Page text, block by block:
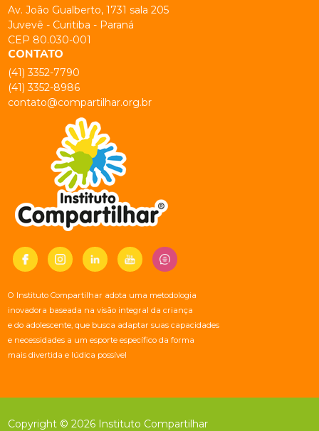
Av. João Gualberto, 1731 sala 205
Juvevê - Curitiba - Paraná
CEP 80.030-001
CONTATO
(41) 3352-7790
(41) 3352-8986
contato@compartilhar.org.br
O Instituto Compartilhar adota uma metodologia
inovadora baseada na visão integral da criança
e do adolescente, que busca adaptar suas capacidades
e necessidades a um esporte específico da forma
mais divertida e lúdica possível
Copyright © 2026 Instituto Compartilhar